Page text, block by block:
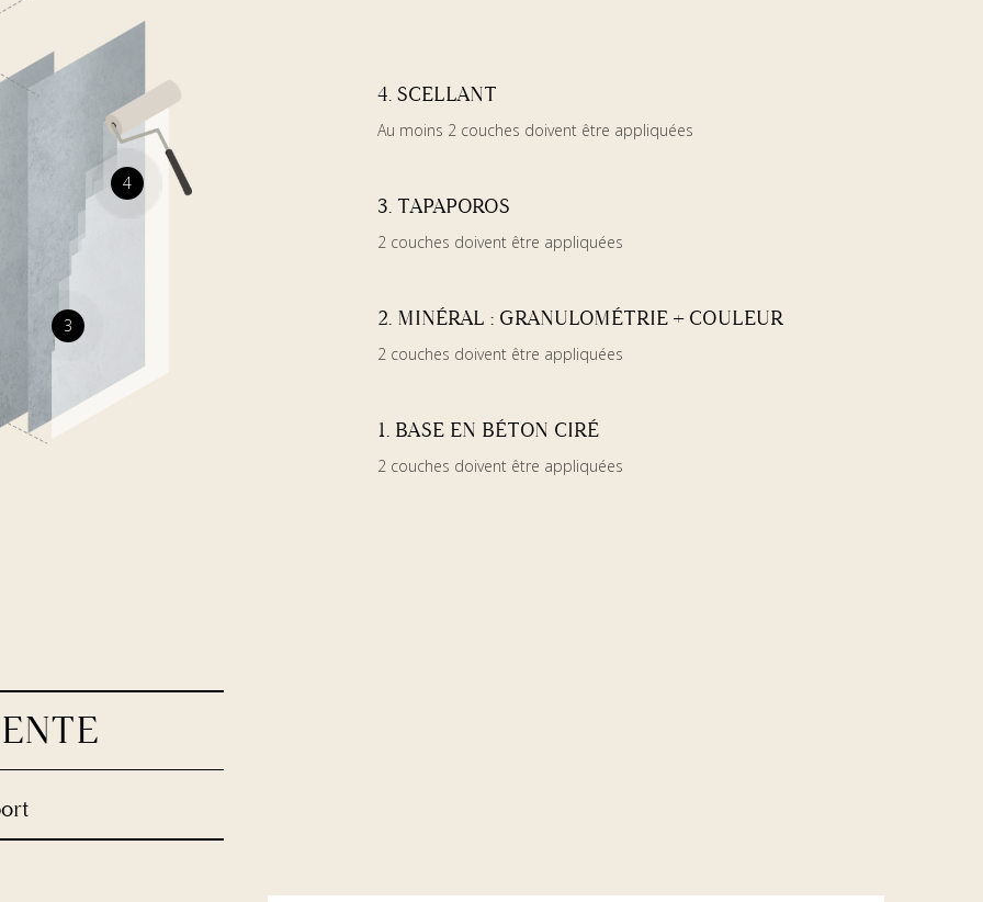
3
4
4. SCELLANT
Au moins 2 couches doivent être appliquées
3. TAPAPOROS
2 couches doivent être appliquées
2. MINÉRAL : GRANULOMÉTRIE + COULEUR
2 couches doivent être appliquées
1. BASE EN BÉTON CIRÉ
2 couches doivent être appliquées